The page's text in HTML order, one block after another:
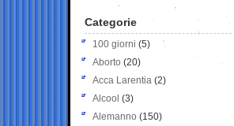
Categorie
100 giorni (5)
Aborto (20)
Acca Larentia (2)
Alcool (3)
Alemanno (150)